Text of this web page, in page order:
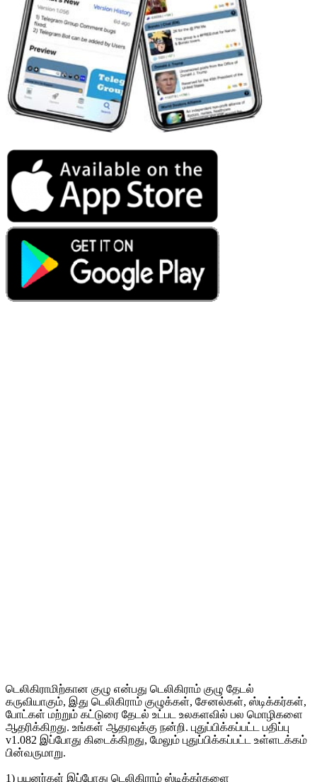
டெலிகிராமிற்கான குழு என்பது டெலிகிராம் குழு தேடல்
கருவியாகும், இது டெலிகிராம் குழுக்கள், சேனல்கள், ஸ்டிக்கர்கள்,
போட்கள் மற்றும் கட்டுரை தேடல் உட்பட உலகளவில் பல மொழிகளை
ஆதரிக்கிறது. உங்கள் ஆதரவுக்கு நன்றி. புதுப்பிக்கப்பட்ட பதிப்பு
v1.082 இப்போது கிடைக்கிறது, மேலும் புதுப்பிக்கப்பட்ட உள்ளடக்கம்
பின்வருமாறு.
1) பயனர்கள் இப்போது டெலிகிராம் ஸ்டிக்கர்களை